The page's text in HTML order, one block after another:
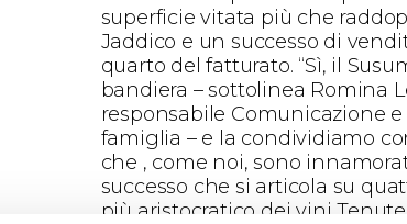
superficie vitata più che
Jaddico e un successo di
quarto del fatturato. “Sì, il
bandiera – sottolinea Romina
responsabile Comunicazione
famiglia – e la condividiamo
che , come noi, sono
successo che si articola su
più aristocratico dei vini